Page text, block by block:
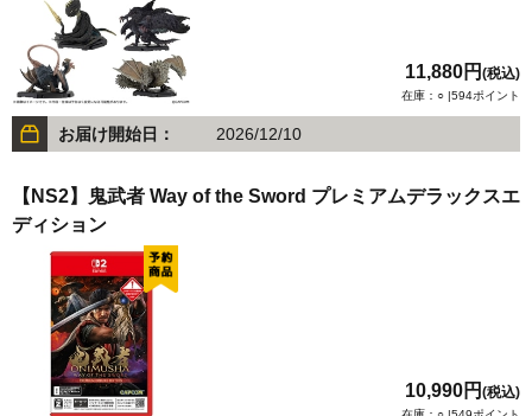
11,880円 (税込)
在庫：○ |594ポイント
お届け開始日： 2026/12/10
【NS2】鬼武者 Way of the Sword プレミアムデラックスエ
ディション
10,990円 (税込)